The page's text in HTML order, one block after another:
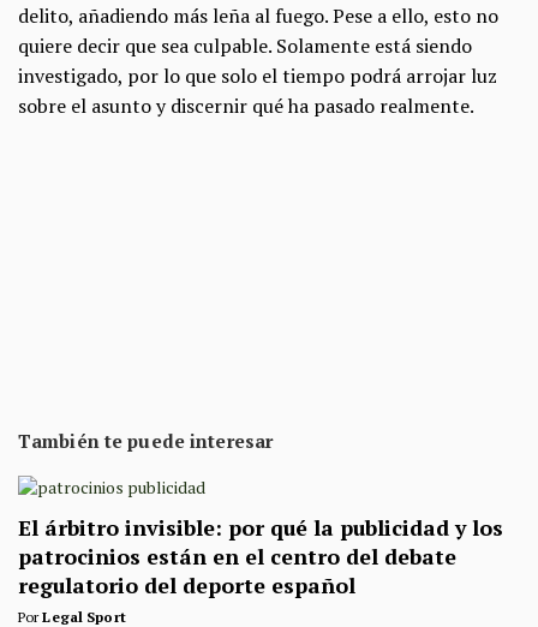
delito, añadiendo más leña al fuego. Pese a ello, esto no
quiere decir que sea culpable. Solamente está siendo
investigado, por lo que solo el tiempo podrá arrojar luz
sobre el asunto y discernir qué ha pasado realmente.
También te puede interesar
El árbitro invisible: por qué la publicidad y los
patrocinios están en el centro del debate
regulatorio del deporte español
PorLegal Sport